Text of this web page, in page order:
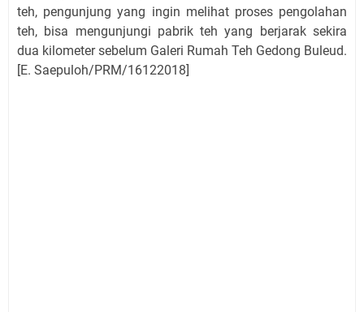
teh, pengunjung yang ingin melihat proses pengolahan
teh, bisa mengunjungi pabrik teh yang berjarak sekira
dua kilometer sebelum Galeri Rumah Teh Gedong Buleud.
[E. Saepuloh/PRM/16122018]